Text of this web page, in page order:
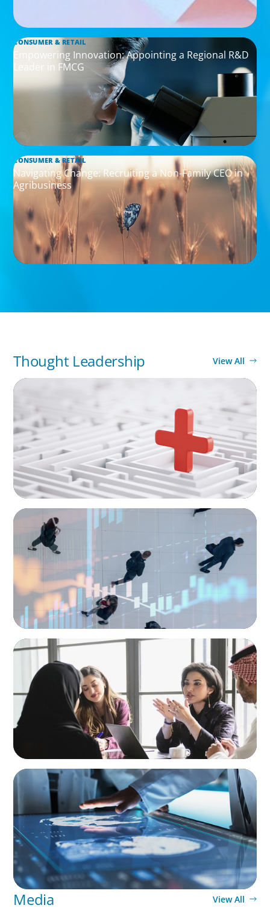
CONSUMER & RETAIL
Empowering Innovation: Appointing a Regional R&D
Leader in FMCG
CONSUMER & RETAIL
Navigating Change: Recruiting a Non-Family CEO in
Agribusiness
Thought Leadership View All
ARTICLES & PAPERS
Without Disrupting Care Delivery
ARTICLES & PAPERS
PE/VC Trends Report: Technology Edition
ARTICLES & PAPERS
Recruiting Centralized Leadership for a
Diversified Family Conglomerate
ARTICLES & PAPERS
MedTech Leadership Succession & Next-Gen
Executive Strategy
Media View All